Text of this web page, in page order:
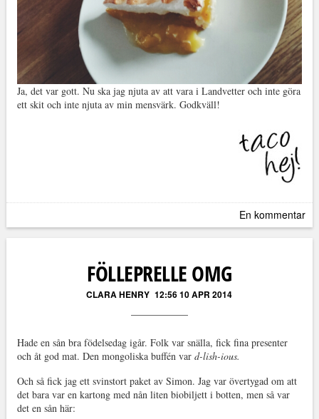
Ja, det var gott. Nu ska jag njuta av att vara i Landvetter och inte göra
ett skit och inte njuta av min mensvärk. Godkväll!
En kommentar
FÖLLEPRELLE OMG
CLARA HENRY 12:56 10 APR 2014
Hade en sån bra födelsedag igår. Folk var snälla, fick fina presenter
och åt god mat. Den mongoliska buffén var d-lish-ious.
Och så fick jag ett svinstort paket av Simon. Jag var övertygad om att
det bara var en kartong med nån liten biobiljett i botten, men så var
det en sån här: